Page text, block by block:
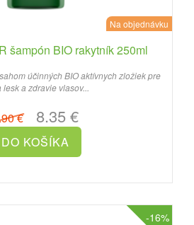
Na objednávku
šampón BIO rakytník 250ml
účinných BIO aktívnych zložiek pre
lesk a zdravie vlasov...
€8.35 €
-16%